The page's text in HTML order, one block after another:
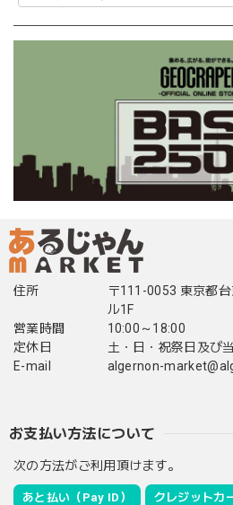
住所
〒111-0053 東京都
ル1F
営業時間
10:00～18:00
定休日
土・日・祝祭日及び
E-mail
algernon-
お支払い方法について
次の方法がご利用頂けます。
あと払い（Pay ID） クレジットカ